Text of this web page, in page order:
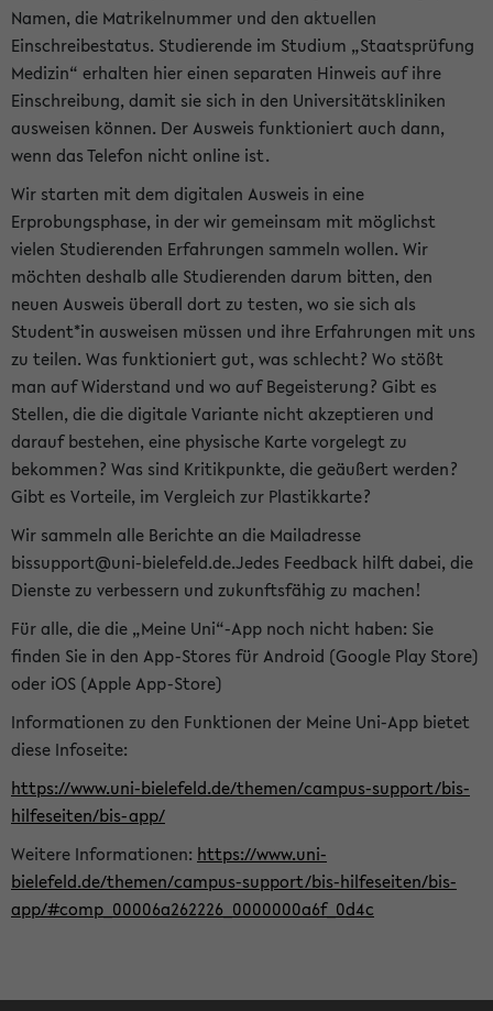
Namen, die Matrikelnummer und den aktuellen
Einschreibestatus. Studierende im Studium „Staatsprüfung
Medizin“ erhalten hier einen separaten Hinweis auf ihre
Einschreibung, damit sie sich in den Universitätskliniken
ausweisen können. Der Ausweis funktioniert auch dann,
wenn das Telefon nicht online ist.
Wir starten mit dem digitalen Ausweis in eine
Erprobungsphase, in der wir gemeinsam mit möglichst
vielen Studierenden Erfahrungen sammeln wollen. Wir
möchten deshalb alle Studierenden darum bitten, den
neuen Ausweis überall dort zu testen, wo sie sich als
Student*in ausweisen müssen und ihre Erfahrungen mit uns
zu teilen. Was funktioniert gut, was schlecht? Wo stößt
man auf Widerstand und wo auf Begeisterung? Gibt es
Stellen, die die digitale Variante nicht akzeptieren und
darauf bestehen, eine physische Karte vorgelegt zu
bekommen? Was sind Kritikpunkte, die geäußert werden?
Gibt es Vorteile, im Vergleich zur Plastikkarte?
Wir sammeln alle Berichte an die Mailadresse
bissupport@uni-bielefeld.de.Jedes Feedback hilft dabei, die
Dienste zu verbessern und zukunftsfähig zu machen!
Für alle, die die „Meine Uni“-App noch nicht haben: Sie
finden Sie in den App-Stores für Android (Google Play Store)
oder iOS (Apple App-Store)
Informationen zu den Funktionen der Meine Uni-App bietet
diese Infoseite:
https://www.uni-bielefeld.de/themen/campus-support/bis-
hilfeseiten/bis-app/
Weitere Informationen: https://www.uni-
bielefeld.de/themen/campus-support/bis-hilfeseiten/bis-
app/#comp_00006a262226_0000000a6f_0d4c